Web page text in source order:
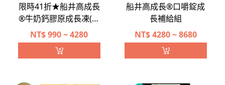
限時41折★船井高成長
®牛奶鈣膠原成長凍(高
酵水解配方)滿意體驗
組+送1包(奶素可食)
NT$990 ~ 4280
船井高成長®口嚼錠成
長補給組
NT$4280 ~ 8680